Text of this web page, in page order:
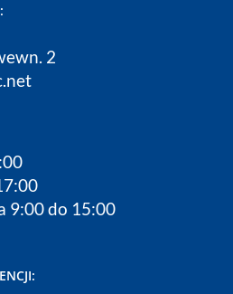
2
9:00 do 15:00